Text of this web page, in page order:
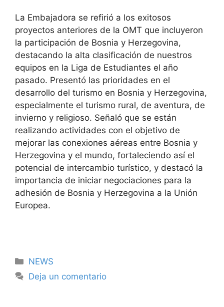
La Embajadora se refirió a los exitosos
proyectos anteriores de la OMT que incluyeron
la participación de Bosnia y Herzegovina,
destacando la alta clasificación de nuestros
equipos en la Liga de Estudiantes el año
pasado. Presentó las prioridades en el
desarrollo del turismo en Bosnia y Herzegovina,
especialmente el turismo rural, de aventura, de
invierno y religioso. Señaló que se están
realizando actividades con el objetivo de
mejorar las conexiones aéreas entre Bosnia y
Herzegovina y el mundo, fortaleciendo así el
potencial de intercambio turístico, y destacó la
importancia de iniciar negociaciones para la
adhesión de Bosnia y Herzegovina a la Unión
Europea.
Categorías
NEWS
Deja un comentario